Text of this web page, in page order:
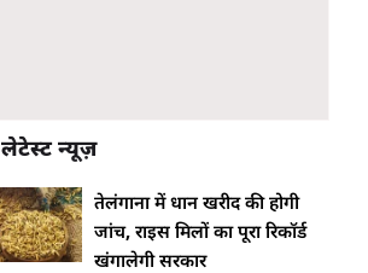
लेटेस्ट न्यूज़
तेलंगाना में धान खरीद की होगी
जांच, राइस मिलों का पूरा रिकॉर्ड
खंगालेगी सरकार